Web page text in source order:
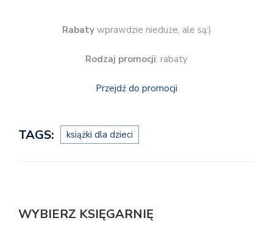
Rabatywprawdzie nieduże, ale są:)
Rodzaj promocji: rabaty
Przejdź do promocji
TAGS: książki dla dzieci
WYBIERZ KSIĘGARNIĘ